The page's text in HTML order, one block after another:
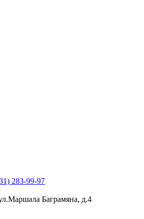
283-99-97
Баграмяна, д.4